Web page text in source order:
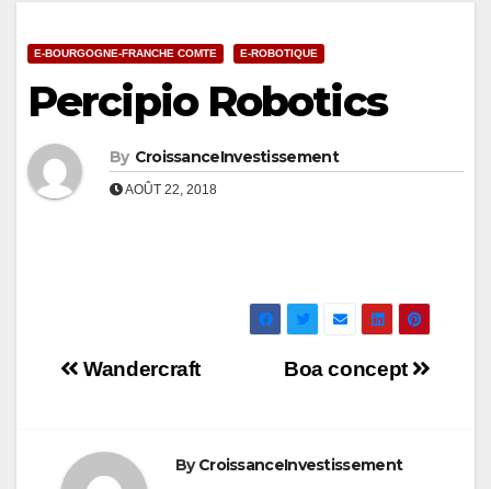
E-BOURGOGNE-FRANCHE COMTE E-ROBOTIQUE
Percipio Robotics
By CroissanceInvestissement
AOÛT 22, 2018
Navigation
l’article
Boa concept
Wandercraft
ByCroissanceInvestissement